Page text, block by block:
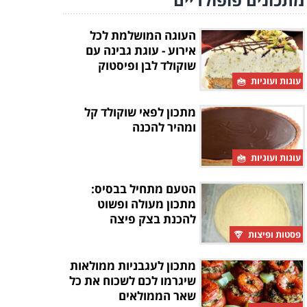
עוגות ועוגיות
העוגה המושלמת לכל
אירוע - עוגת גבינה עם
שוקולד לבן ופיסטוק
עוגות ועוגיות
מתכון לפאי שוקולד קל
ומהיר להכנה
פסטות ופיצות
הטעם מתחיל בבסיס:
מתכון מעולה ופשוט
להכנת בצק פיצה
מתכון לעגבניות ממולאות
שיגרמו לכם לשכוח את כל
שאר הממולאים